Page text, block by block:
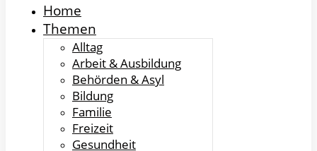
Home
Themen
Alltag
Arbeit & Ausbildung
Behörden & Asyl
Bildung
Familie
Freizeit
Gesundheit